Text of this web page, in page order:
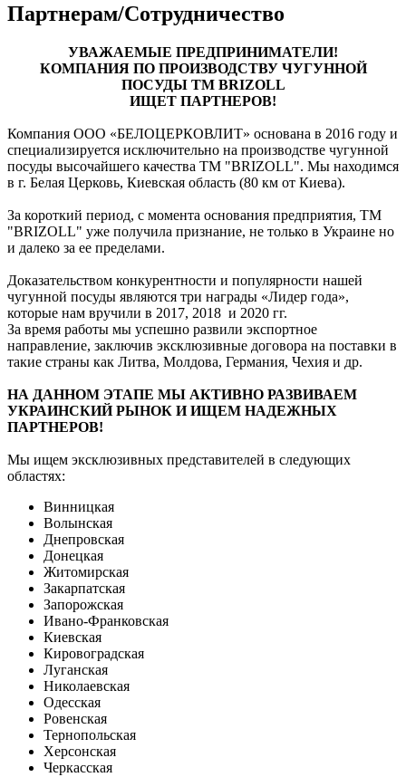
Партнерам/Сотрудничество
УВАЖАЕМЫЕ ПРЕДПРИНИМАТЕЛИ!
КОМПАНИЯ ПО ПРОИЗВОДСТВУ ЧУГУННОЙ
ПОСУДЫ TM BRIZOLL
ИЩЕТ ПАРТНЕРОВ!
Компания ООО «БЕЛОЦЕРКОВЛИТ» основана в 2016 году и
специализируется исключительно на производстве чугунной
посуды высочайшего качества TM "BRIZOLL". Мы находимся
в г. Белая Церковь, Киевская область (80 км от Киева).
За короткий период, с момента основания предприятия, ТМ
"BRIZOLL" уже получила признание, не только в Украине но
и далеко за ее пределами.
Доказательством конкурентности и популярности нашей
чугунной посуды являются три награды «Лидер года»,
которые нам вручили в 2017, 2018 и 2020 гг.
За время работы мы успешно развили экспортное
направление, заключив эксклюзивные договора на поставки в
такие страны как Литва, Молдова, Германия, Чехия и др.
НА ДАННОМ ЭТАПЕ МЫ АКТИВНО РАЗВИВАЕМ
УКРАИНСКИЙ РЫНОК И ИЩЕМ НАДЕЖНЫХ
ПАРТНЕРОВ!
Мы ищем эксклюзивных представителей в следующих
областях:
Винницкая
Волынская
Днепровская
Донецкая
Житомирская
Закарпатская
Запорожская
Ивано-Франковская
Киевская
Кировоградская
Луганская
Николаевская
Одесская
Ровенская
Тернопольская
Херсонская
Черкасская